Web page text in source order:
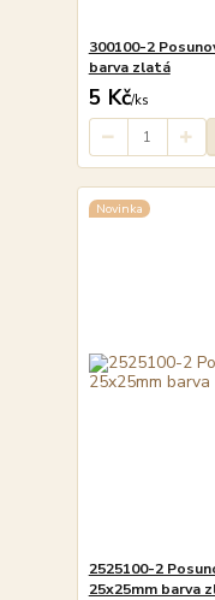
300100-2
barva zlatá
5 Kč/ks
Novinka
2525100-2
25x25mm barva